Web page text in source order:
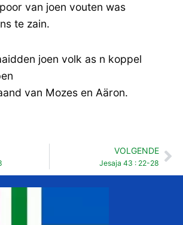
van joen vouten was
te zain.
joen volk as n koppel
van Mozes en Aäron.
VOLGENDE
Jesaja 43 : 22-28